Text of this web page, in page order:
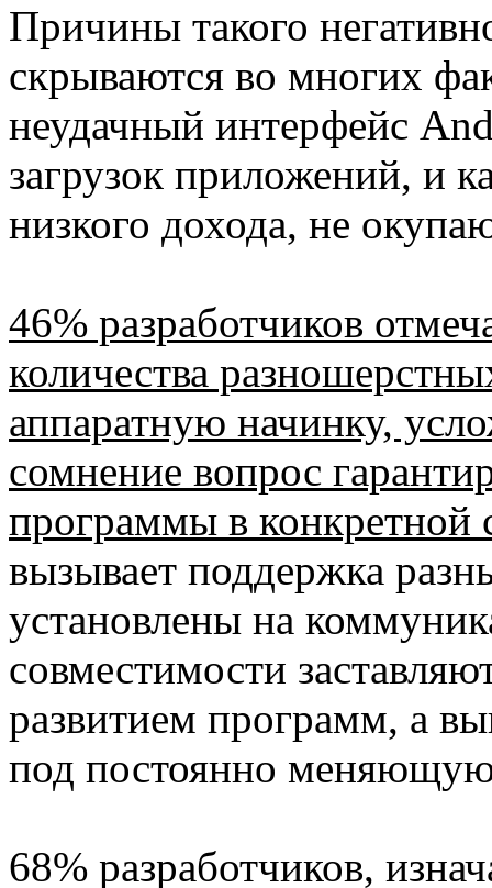
Причины такого
скрываются во многих
неудачный интерфейс
загрузок приложений, и
низкого дохода, не
46% разработчиков
количества
аппаратную начинку,
сомнение вопрос
программы в конкретной
вызывает поддержка
установлены на
совместимости
развитием программ, а
под постоянно
68% разработчиков,